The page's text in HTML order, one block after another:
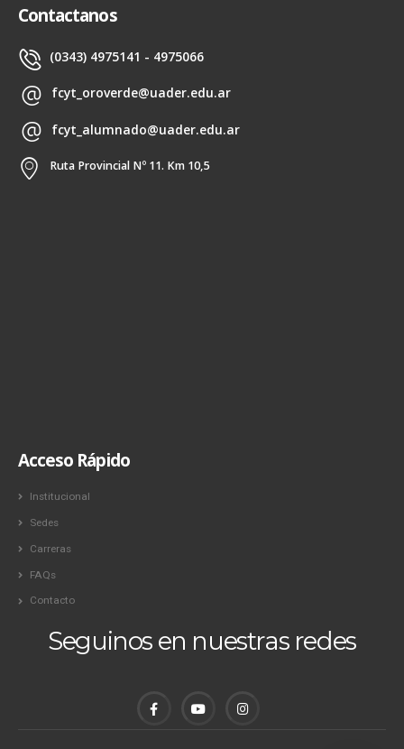
Contactanos
(0343) 4975141 - 4975066
fcyt_oroverde@uader.edu.ar
fcyt_alumnado@uader.edu.ar
Ruta Provincial Nº 11. Km 10,5
Acceso Rápido
Institucional
Sedes
Carreras
FAQs
Contacto
Seguinos en nuestras redes